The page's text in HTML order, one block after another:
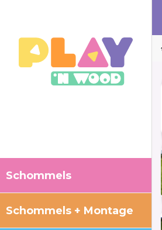
Schommels
Schommels + Montage